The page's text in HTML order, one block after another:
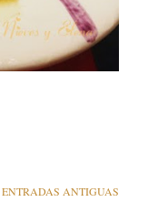
ENTRADAS ANTIGUAS